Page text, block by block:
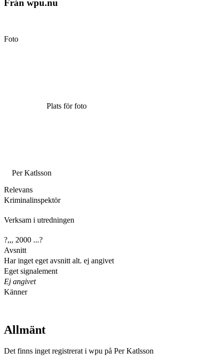
Från wpu.nu
Foto
Plats för foto
Per Katlsson
Relevans
Kriminalinspektör
Verksam i utredningen
?,,, 2000 ...?
Avsnitt
Har inget eget avsnitt alt. ej angivet
Eget signalement
Ej angivet
Känner
Allmänt
Det finns inget registrerat i wpu på Per Katlsson